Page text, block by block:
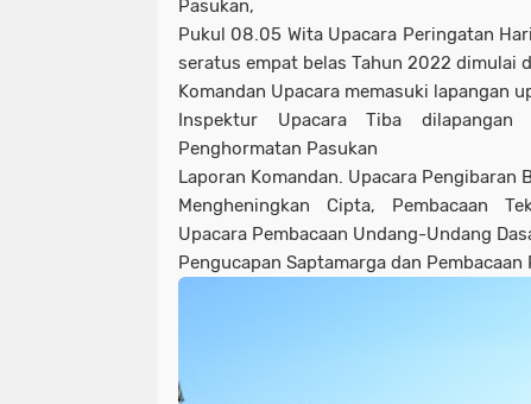
Pasukan,
Pukul 08.05 Wita Upacara Peringatan
seratus empat belas Tahun 2022 dimulai
Komandan Upacara memasuki lapangan
Inspektur Upacara Tiba dilapangan
Penghormatan Pasukan
Laporan Komandan. Upacara Pengibaran
Mengheningkan Cipta, Pembacaan
Upacara Pembacaan Undang-Undang
Pengucapan Saptamarga dan Pembacaan